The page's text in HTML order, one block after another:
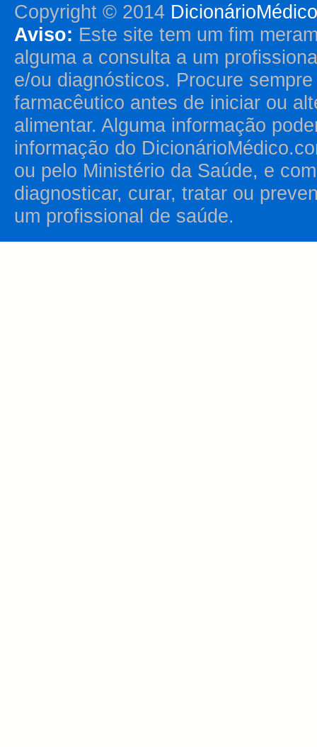
Copyright © 2014
Aviso: Este site tem um fim
alguma a consulta a um
e/ou diagnósticos. Procure
farmacêutico antes de iniciar ou
alimentar. Alguma informação
informação do
ou pelo Ministério da Saúde, e
diagnosticar, curar, tratar ou
um profissional de saúde.